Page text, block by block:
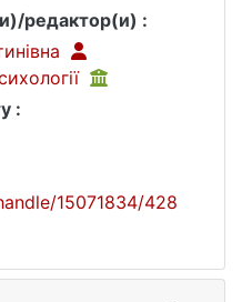
редактор(и) :
:
15071834/428